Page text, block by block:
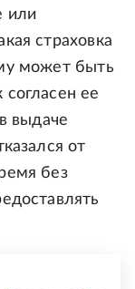
или
страховка
может быть
ее
выдаче
от
без